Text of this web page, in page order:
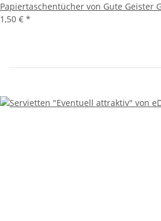
Papiertaschentücher von Gute Geister
1,50 € *